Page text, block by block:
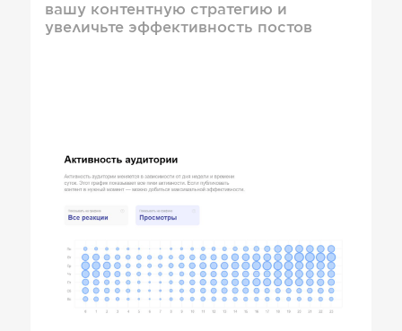
вашу контентную стратегию и
увеличьте эффективность постов